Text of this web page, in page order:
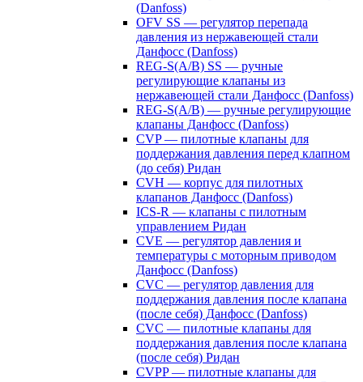
(Danfoss)
OFV SS — регулятор перепада
давления из нержавеющей стали
Данфосс (Danfoss)
REG-S(A/B) SS — ручные
регулирующие клапаны из
нержавеющей стали Данфосс (Danfoss)
REG-S(A/B) — ручные регулирующие
клапаны Данфосс (Danfoss)
CVP — пилотные клапаны для
поддержания давления перед клапном
(до себя) Ридан
CVH — корпус для пилотных
клапанов Данфосс (Danfoss)
ICS-R — клапаны с пилотным
управлением Ридан
CVE — регулятор давления и
температуры с моторным приводом
Данфосс (Danfoss)
CVС — регулятор давления для
поддержания давления после клапана
(после себя) Данфосс (Danfoss)
CVС — пилотные клапаны для
поддержания давления после клапана
(после себя) Ридан
CVPP — пилотные клапаны для